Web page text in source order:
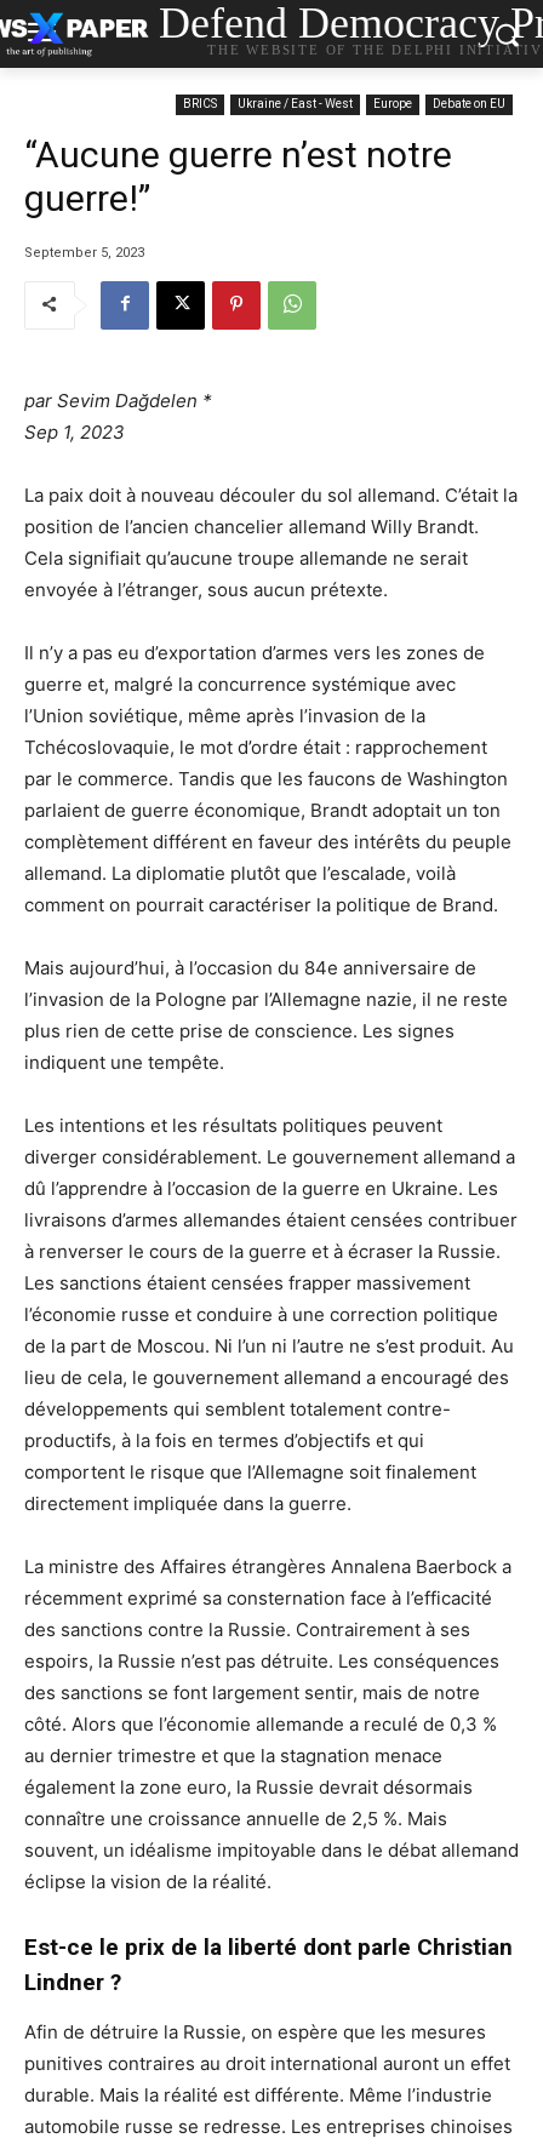
Defend Democracy
THE WEBSITE OF THE DELPHI
BRICS Ukraine / East - West Europe Debate on EU
“Aucune guerre n’est notre
guerre!”
September 5, 2023
par Sevim Dağdelen *
Sep 1, 2023
La paix doit à nouveau découler du sol allemand. C’était la
position de l’ancien chancelier allemand Willy Brandt.
Cela signifiait qu’aucune troupe allemande ne serait
envoyée à l’étranger, sous aucun prétexte.
Il n’y a pas eu d’exportation d’armes vers les zones de
guerre et, malgré la concurrence systémique avec
l’Union soviétique, même après l’invasion de la
Tchécoslovaquie, le mot d’ordre était : rapprochement
par le commerce. Tandis que les faucons de Washington
parlaient de guerre économique, Brandt adoptait un ton
complètement différent en faveur des intérêts du peuple
allemand. La diplomatie plutôt que l’escalade, voilà
comment on pourrait caractériser la politique de Brand.
Mais aujourd’hui, à l’occasion du 84e anniversaire de
l’invasion de la Pologne par l’Allemagne nazie, il ne reste
plus rien de cette prise de conscience. Les signes
indiquent une tempête.
Les intentions et les résultats politiques peuvent
diverger considérablement. Le gouvernement allemand a
dû l’apprendre à l’occasion de la guerre en Ukraine. Les
livraisons d’armes allemandes étaient censées contribuer
à renverser le cours de la guerre et à écraser la Russie.
Les sanctions étaient censées frapper massivement
l’économie russe et conduire à une correction politique
de la part de Moscou. Ni l’un ni l’autre ne s’est produit. Au
lieu de cela, le gouvernement allemand a encouragé des
développements qui semblent totalement contre-
productifs, à la fois en termes d’objectifs et qui
comportent le risque que l’Allemagne soit finalement
directement impliquée dans la guerre.
La ministre des Affaires étrangères Annalena Baerbock a
récemment exprimé sa consternation face à l’efficacité
des sanctions contre la Russie. Contrairement à ses
espoirs, la Russie n’est pas détruite. Les conséquences
des sanctions se font largement sentir, mais de notre
côté. Alors que l’économie allemande a reculé de 0,3 %
au dernier trimestre et que la stagnation menace
également la zone euro, la Russie devrait désormais
connaître une croissance annuelle de 2,5 %. Mais
souvent, un idéalisme impitoyable dans le débat allemand
éclipse la vision de la réalité.
Est-ce le prix de la liberté dont parle Christian
Lindner ?
Afin de détruire la Russie, on espère que les mesures
punitives contraires au droit international auront un effet
durable. Mais la réalité est différente. Même l’industrie
automobile russe se redresse. Les entreprises chinoises